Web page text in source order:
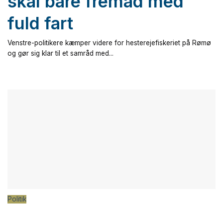
fuld fart
Venstre-politikere kæmper videre for hesterejefiskeriet på Rømø
og gør sig klar til et samråd med...
Politik